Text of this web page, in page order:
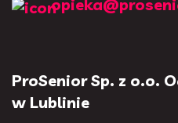
ProSenior Sp. z o.o.
w Lublinie